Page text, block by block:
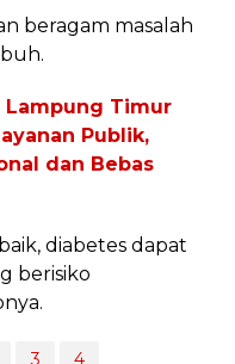
beragam masalah
Lampung Timur
Publik,
dan Bebas
diabetes dapat
berisiko
3 4